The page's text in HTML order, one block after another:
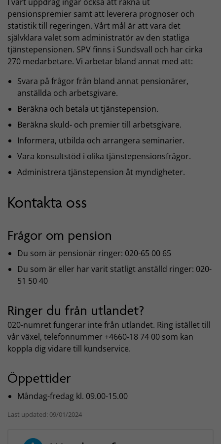
pensionspremier samt att leverera prognoser och
statistik till regeringen. Vårt mål är att vara det
självklara valet som administratör av den statliga
tjänstepensionen. SPV finns i Sundsvall och har cirka
270 medarbetare. Vi arbetar bland annat med att:
Svara på frågor från bland annat pensionärer,
anställda och arbetsgivare.
Beräkna och betala ut tjänstepension.
Beräkna skuld- och premier till arbetsgivare.
Informera, utbilda och arrangera seminarier.
Vara konsultstöd i olika tjänstepensionsfrågor.
Administrera tjänstepension åt myndigheter.
Kontakta oss
Frågor om pension
Du som är pensionär ringer: 020-65 00 65
Du som är eller har varit statligt anställd ringer: 020-
51 50 40
Ringer du från utlandet?
020-numret fungerar inte från utlandet. Ring istället till
vår växel, telefonnummer +4660-18 74 00 som kan
koppla dig vidare till kundservice.
Öppettider
Måndag-fredag kl. 09.00-15.00
Last updated: 09/01/2024